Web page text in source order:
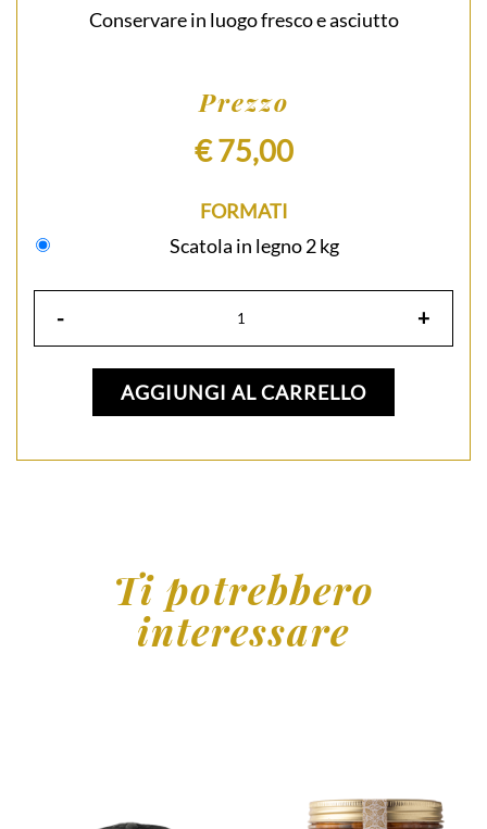
Conservare in luogo fresco e asciutto
Prezzo
€ 75,00
FORMATI
Scatola in legno 2 kg
- +
AGGIUNGI AL CARRELLO
Ti potrebbero
interessare